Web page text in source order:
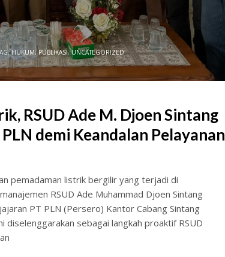
HUKUM,PUBLIKASI,UNCATEGORIZED
RSUD Ade M. Djoen Sintang
demi Keandalan Pelayanan
pemadaman listrik bergilir yang terjadi di
RSUD Ade Muhammad Djoen Sintang
PT PLN (Persero) Kantor Cabang Sintang
sebagai langkah proaktif RSUD